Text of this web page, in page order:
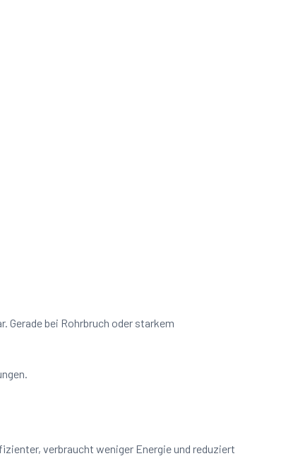
Gerade bei Rohrbruch oder starkem
verbraucht weniger Energie und reduziert